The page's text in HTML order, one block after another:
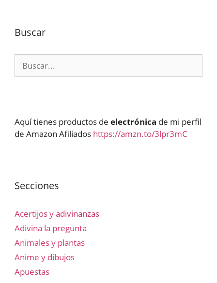
Buscar
Aquí tienes productos de electrónica de mi perfil
de Amazon Afiliados https://amzn.to/3lpr3mC
Secciones
Acertijos y adivinanzas
Adivina la pregunta
Animales y plantas
Anime y dibujos
Apuestas